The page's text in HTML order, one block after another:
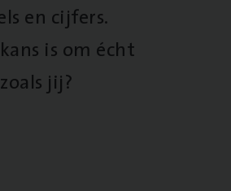
en cijfers.
is om écht
jij?